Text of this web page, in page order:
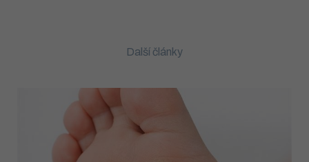
Další články